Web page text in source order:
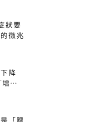
狀要
徵兆
下降
加